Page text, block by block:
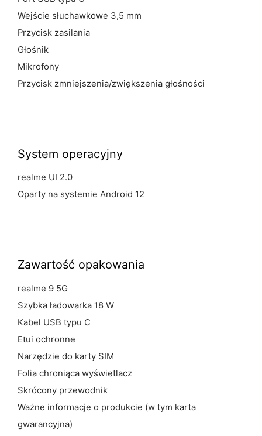
Wejście słuchawkowe 3,5 mm
Przycisk zasilania
Głośnik
Mikrofony
Przycisk zmniejszenia/zwiększenia głośności
System operacyjny
realme UI 2.0
Oparty na systemie Android 12
Zawartość opakowania
realme 9 5G
Szybka ładowarka 18 W
Kabel USB typu C
Etui ochronne
Narzędzie do karty SIM
Folia chroniąca wyświetlacz
Skrócony przewodnik
Ważne informacje o produkcie (w tym karta
gwarancyjna)